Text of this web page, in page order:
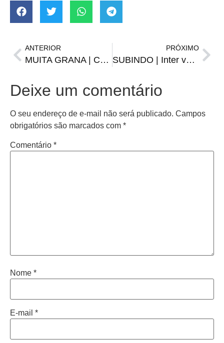
ANTERIOR
MUITA GRANA | Copa do Brasil oferece premiação recorde em 2023
PRÓXIMO
SUBINDO | Inter vence o Ypiranga e assume a vice-liderança do Gauchão
Deixe um comentário
O seu endereço de e-mail não será publicado. Campos
obrigatórios são marcados com *
Comentário *
Nome *
E-mail *